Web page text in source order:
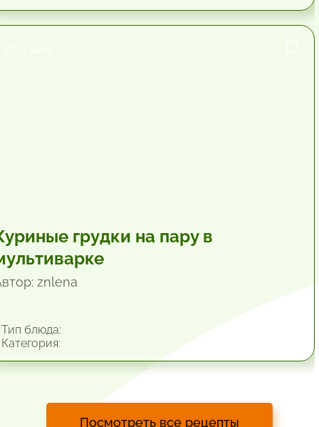
грудки на пару в
znlena
блюда:
Посмотреть все рецепты